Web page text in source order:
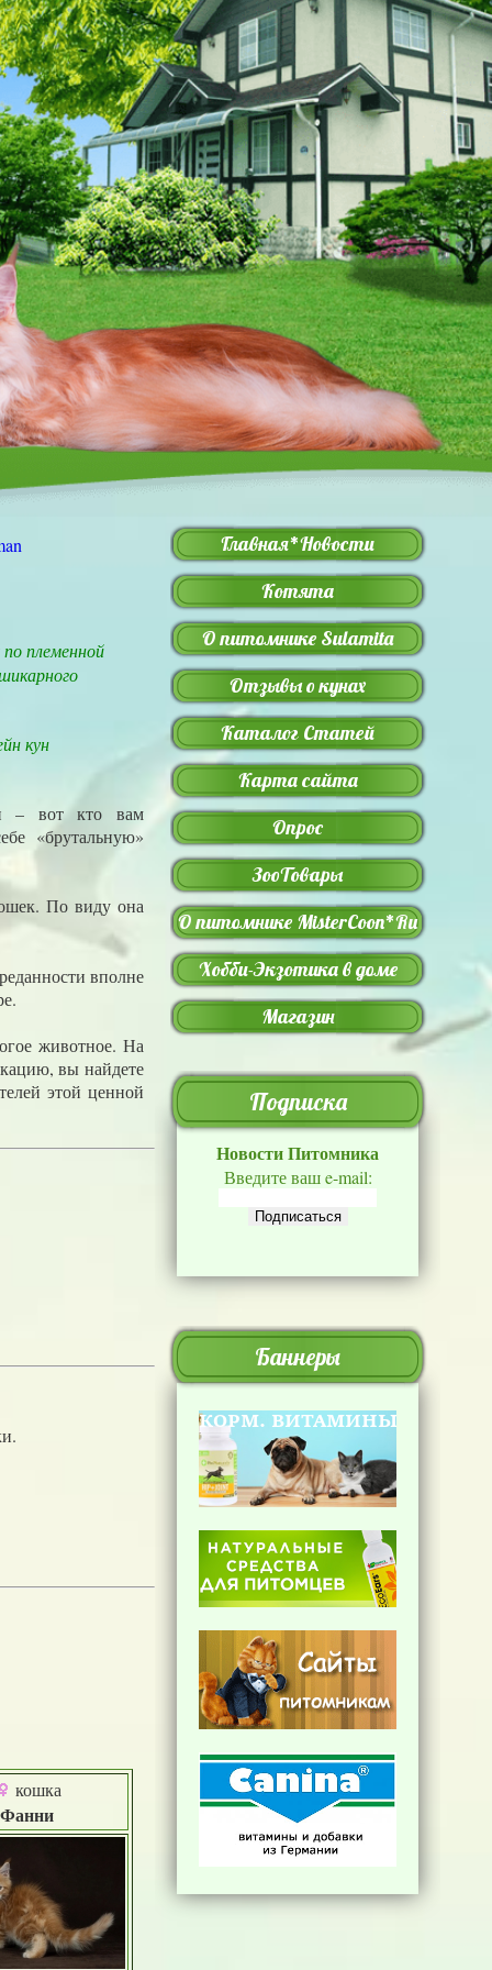
Главная*Новости
Котята
О питомнике Sulamita
Отзывы о кунах
Каталог Статей
Карта сайта
Опрос
ЗооТовары
О питомнике MisterCoon*Ru
Хобби-Экзотика в доме
Магазин
Подписка
Новости Питомника
Введите ваш e-mail:
Баннеры
племенной
кун
– вот кто вам
«брутальную»
По виду она
вполне
животное. На
вы найдете
этой ценной
кошка
Фанни